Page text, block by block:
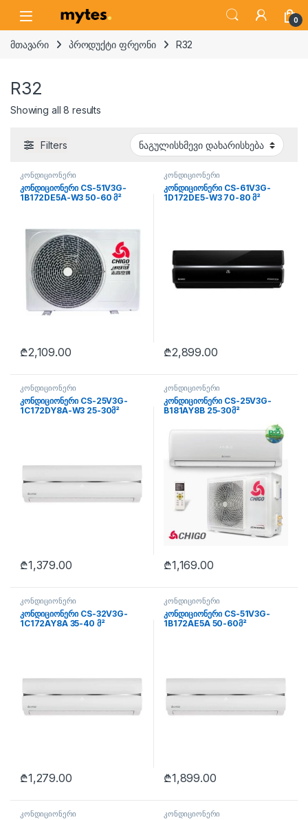
Open 0
მთავარი პროდუქტი ფრეონი R32
R32
Showing all 8 results
Filters
კონდიციონერი
კონდიციონერი CS-51V3G-
1B172DE5A-W3 50-60 მ²
₾2,109.00
კონდიციონერი
კონდიციონერი CS-61V3G-
1D172DE5-W3 70-80 მ²
₾2,899.00
კონდიციონერი
კონდიციონერი CS-25V3G-
1C172DY8A-W3 25-30მ²
₾1,379.00
კონდიციონერი
კონდიციონერი CS-25V3G-
B181AY8B 25-30მ²
₾1,169.00
კონდიციონერი
კონდიციონერი CS-32V3G-
1C172AY8A 35-40 მ²
₾1,279.00
კონდიციონერი
კონდიციონერი CS-51V3G-
1B172AE5A 50-60მ²
₾1,899.00
კონდიციონერი კონდიციონერი